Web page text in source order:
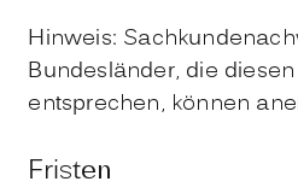
Hinweis:
Bundesländer, die
entsprechen, können
Fristen